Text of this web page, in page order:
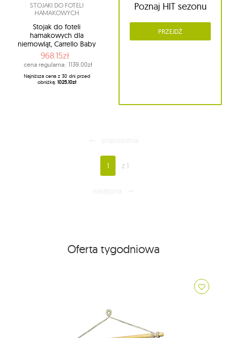
STOJAKI DO FOTELI
HAMAKOWYCH
Stojak do foteli
hamakowych dla
niemowląt, Carrello Baby
968.15zł
cena regularna: 1139.00zł
Najniższa cena z 30 dni przed
obniżką: 1025.10zł
Poznaj HIT sezonu
PRZEJDŹ
1 z 1
Oferta tygodniowa